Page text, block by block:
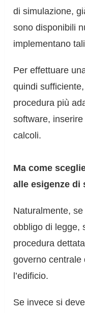
di simulazione,
sono disponibili
implementano
Per effettuare
quindi
procedura più
software,
calcoli.
Ma come
alle esigenze di
Naturalmente,
obbligo di legge,
procedura
governo centrale
l’edificio.
Se invece si